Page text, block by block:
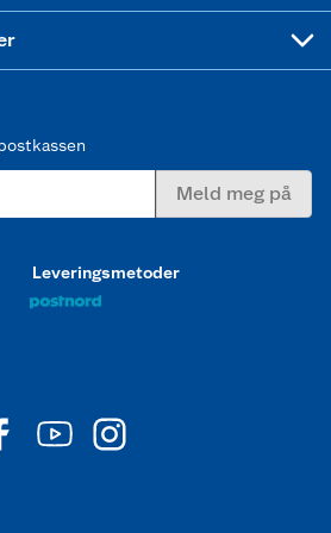
Meld meg på
Leveringsmetoder